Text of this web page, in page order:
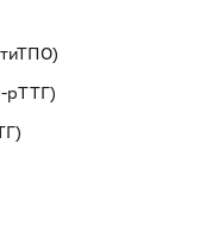
pTTГ)